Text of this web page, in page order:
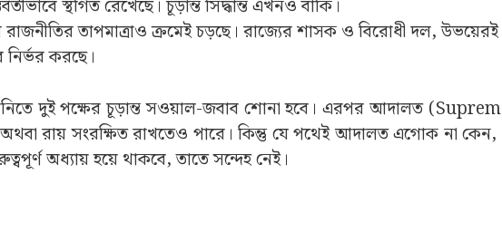
স্থগিত রেখেছে। চূড়ান্ত সিদ্ধান্ত এখনও বাকি।
রাজনীতির তাপমাত্রাও ক্রমেই চড়ছে। রাজ্যের শাসক ও বিরোধী দল,
করছে।
দুই পক্ষের চূড়ান্ত সওয়াল-জবাব শোনা হবে। এরপর আদালত
রায় সংরক্ষিত রাখতেও পারে। কিন্তু যে পথেই আদালত এগোক না
অধ্যায় হয়ে থাকবে, তাতে সন্দেহ নেই।